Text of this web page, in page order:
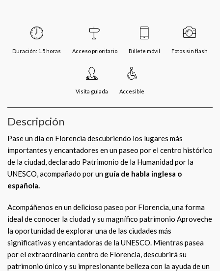
Duración: 1.5 horas Acceso prioritario Billete móvil Fotos sin flash
Visita guiada Accesible
Descripción
Pase un día en Florencia descubriendo los lugares más
importantes y encantadores en un paseo por el centro histórico
de la ciudad, declarado Patrimonio de la Humanidad por la
UNESCO, acompañado por un guía de habla inglesa o
española.
Acompáñenos en un delicioso paseo por Florencia, una forma
ideal de conocer la ciudad y su magnífico patrimonio Aproveche
la oportunidad de explorar una de las ciudades más
significativas y encantadoras de la UNESCO. Mientras pasea
por el extraordinario centro de Florencia, descubrirá su
patrimonio único y su impresionante belleza con la ayuda de un